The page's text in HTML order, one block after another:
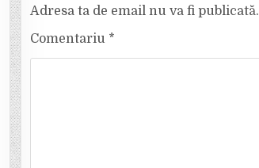
Adresa ta de email nu va fi publicată.
Comentariu *